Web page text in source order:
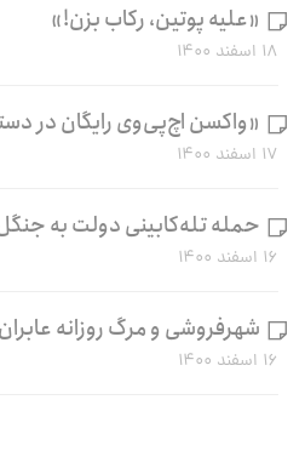
«علیه پوتین، رکاب بزن!»
۱۸ اسفند ۱۴۰۰
«واکسن اچ‌پی‌وی رایگان در
۱۷ اسفند ۱۴۰۰
حمله تله‌کابینی دولت به
۱۶ اسفند ۱۴۰۰
شهرفروشی و مرگ روزانه
۱۶ اسفند ۱۴۰۰